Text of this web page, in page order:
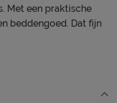
Met een praktische
beddengoed. Dat fijn